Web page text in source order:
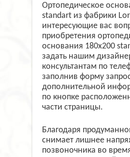
Ортопедическое
standart из фабрики
интересующие вас
приобретения
основания 180х200
задать нашим
консультантам по
заполнив форму
дополнительной
по кнопке
части страницы.
Благодаря
снимает лишнее
позвоночника во